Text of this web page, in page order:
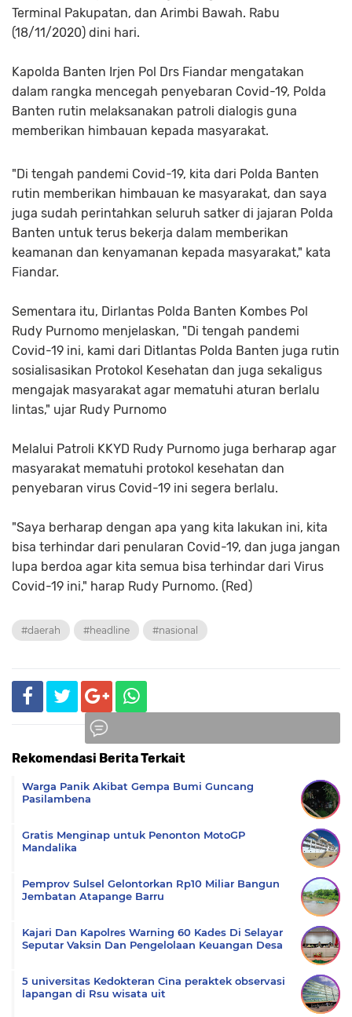
Terminal Pakupatan, dan Arimbi Bawah. Rabu
(18/11/2020) dini hari.
Kapolda Banten Irjen Pol Drs Fiandar mengatakan
dalam rangka mencegah penyebaran Covid-19, Polda
Banten rutin melaksanakan patroli dialogis guna
memberikan himbauan kepada masyarakat.
"Di tengah pandemi Covid-19, kita dari Polda Banten
rutin memberikan himbauan ke masyarakat, dan saya
juga sudah perintahkan seluruh satker di jajaran Polda
Banten untuk terus bekerja dalam memberikan
keamanan dan kenyamanan kepada masyarakat," kata
Fiandar.
Sementara itu, Dirlantas Polda Banten Kombes Pol
Rudy Purnomo menjelaskan, "Di tengah pandemi
Covid-19 ini, kami dari Ditlantas Polda Banten juga rutin
sosialisasikan Protokol Kesehatan dan juga sekaligus
mengajak masyarakat agar mematuhi aturan berlalu
lintas," ujar Rudy Purnomo
Melalui Patroli KKYD Rudy Purnomo juga berharap agar
masyarakat mematuhi protokol kesehatan dan
penyebaran virus Covid-19 ini segera berlalu.
"Saya berharap dengan apa yang kita lakukan ini, kita
bisa terhindar dari penularan Covid-19, dan juga jangan
lupa berdoa agar kita semua bisa terhindar dari Virus
Covid-19 ini," harap Rudy Purnomo. (Red)
#daerah #headline #nasional
Rekomendasi Berita Terkait
Warga Panik Akibat Gempa Bumi Guncang
Pasilambena
Gratis Menginap untuk Penonton MotoGP
Mandalika
Pemprov Sulsel Gelontorkan Rp10 Miliar Bangun
Jembatan Atapange Barru
Kajari Dan Kapolres Warning 60 Kades Di Selayar
Seputar Vaksin Dan Pengelolaan Keuangan Desa
5 universitas Kedokteran Cina peraktek observasi
lapangan di Rsu wisata uit